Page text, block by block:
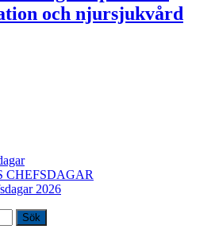
och njursjukvård
CHEFSDAGAR
2026